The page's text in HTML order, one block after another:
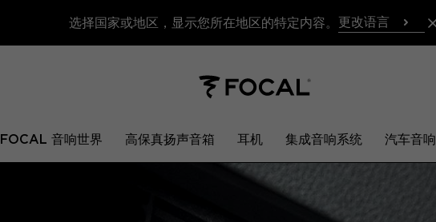
选择国家或地区，显示您所在地区的特定内容。 更改语言
FOCAL 音响世界 高保真扬声音箱 耳机 集成音响系统 汽车音响